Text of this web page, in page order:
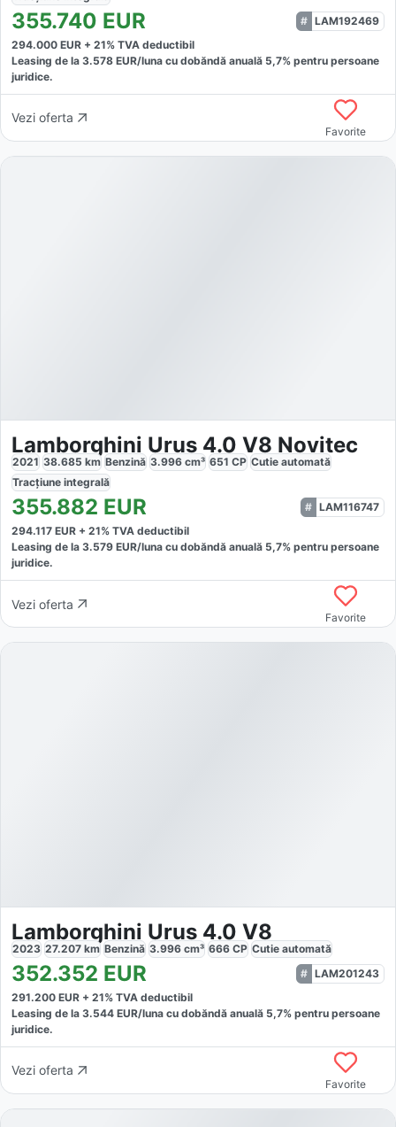
355.740 EUR
LAM192469
294.000 EUR + 21% TVA deductibil
Leasing de la 3.578 EUR/luna cu dobăndă anuală 5,7% pentru persoane
juridice.
Vezi oferta
Favorite
Lamborghini Urus 4.0 V8 Novitec
2021 38.685 km Benzină 3.996 cm³ 651 CP Cutie automată
Tracțiune integrală
355.882 EUR
LAM116747
294.117 EUR + 21% TVA deductibil
Leasing de la 3.579 EUR/luna cu dobăndă anuală 5,7% pentru persoane
juridice.
Vezi oferta
Favorite
Lamborghini Urus 4.0 V8
2023 27.207 km Benzină 3.996 cm³ 666 CP Cutie automată
352.352 EUR
LAM201243
291.200 EUR + 21% TVA deductibil
Leasing de la 3.544 EUR/luna cu dobăndă anuală 5,7% pentru persoane
juridice.
Vezi oferta
Favorite